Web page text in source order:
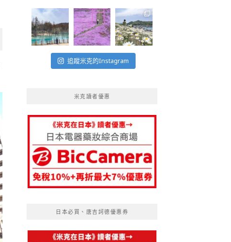
追蹤米克的Instagram
米克讀者優惠
日本必買、唐吉訶德優惠券